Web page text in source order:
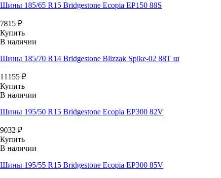
Шины 185/65 R15 Bridgestone Ecopia EP150 88S
7815 ₽
Купить
В наличии
Шины 185/70 R14 Bridgestone Blizzak Spike-02 88T ш
11155 ₽
Купить
В наличии
Шины 195/50 R15 Bridgestone Ecopia EP300 82V
9032 ₽
Купить
В наличии
Шины 195/55 R15 Bridgestone Ecopia EP300 85V